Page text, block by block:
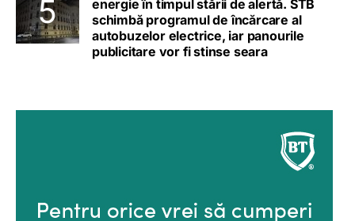
energie în timpul stării de alertă. STB
schimbă programul de încărcare al
autobuzelor electrice, iar panourile
publicitare vor fi stinse seara